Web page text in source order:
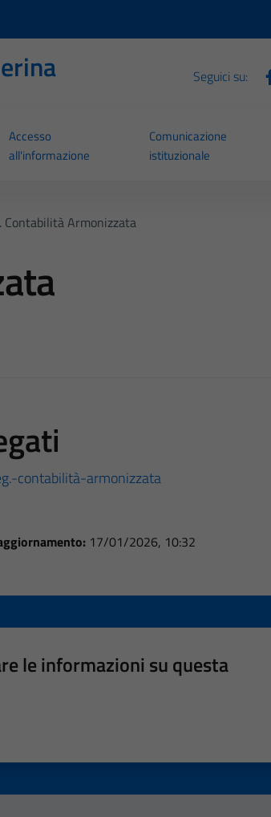
Seguici su:
Accesso
all'informazione
Comunicazione
istituzionale
Contabilità Armonizzata
contabilità-armonizzata
17/01/2026, 10:32
le informazioni su questa